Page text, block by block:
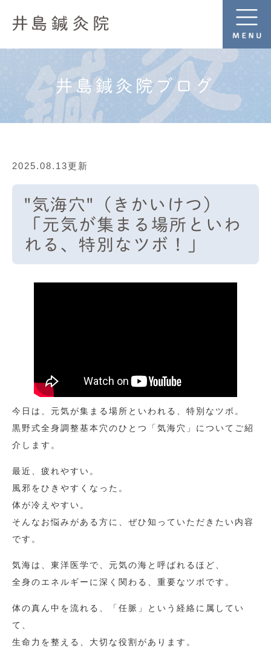
井島鍼灸院ブログ
2025.08.13更新
"気海穴"（きかいけつ）
「元気が集まる場所といわ
れる、特別なツボ！」
今日は、元気が集まる場所といわれる、特別なツボ。
黒野式全身調整基本穴のひとつ「気海穴」についてご紹
介します。
最近、疲れやすい。
風邪をひきやすくなった。
体が冷えやすい。
そんなお悩みがある方に、ぜひ知っていただきたい内容
です。
気海は、東洋医学で、元気の海と呼ばれるほど、
全身のエネルギーに深く関わる、重要なツボです。
体の真ん中を流れる、「任脈」という経絡に属してい
て、
生命力を整える、大切な役割があります。